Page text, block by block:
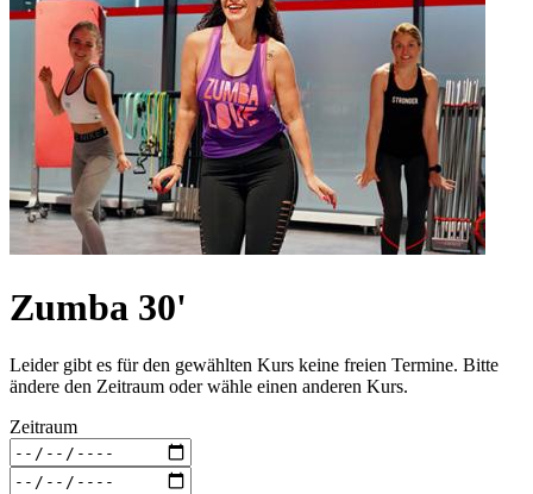
Zumba 30'
Leider gibt es für den gewählten Kurs keine freien Termine. Bitte
ändere den Zeitraum oder wähle einen anderen Kurs.
Zeitraum